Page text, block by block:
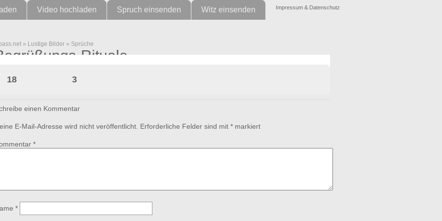
Impressum & Datenschutz
Video hochladen Spruch einsenden Witz einsenden
» Lustige Bilder » Sprüche
Rituale
18 3
einen Kommentar
E-Mail-Adresse wird nicht veröffentlicht. Erforderliche Felder sind mit * markiert
*
*